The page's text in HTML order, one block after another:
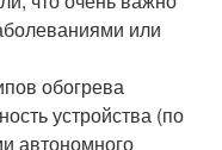
или
обогрева
устройства (по
автономного